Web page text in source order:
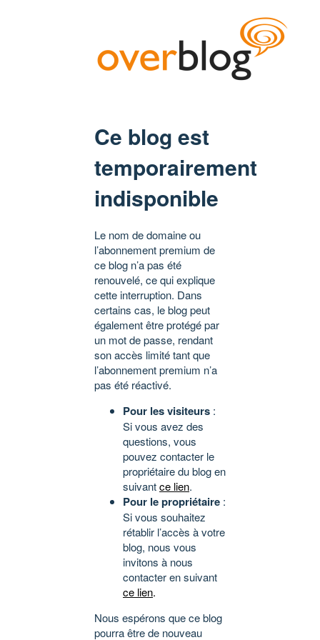
Ce blog est
temporairement
indisponible
Le nom de domaine ou
l’abonnement premium de
ce blog n’a pas été
renouvelé, ce qui explique
cette interruption. Dans
certains cas, le blog peut
également être protégé par
un mot de passe, rendant
son accès limité tant que
l’abonnement premium n’a
pas été réactivé.
Pour les visiteurs :
Si vous avez des
questions, vous
pouvez contacter le
propriétaire du blog en
suivantce lien.
Pour le propriétaire :
Si vous souhaitez
rétablir l’accès à votre
blog, nous vous
invitons à nous
contacter en suivant
ce lien.
Nous espérons que ce blog
pourra être de nouveau